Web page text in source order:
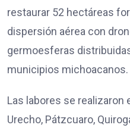
restaurar 52 hectáreas
dispersión aérea con
germoesferas
municipios michoacanos.
Las labores se realizaron
Urecho, Pátzcuaro,